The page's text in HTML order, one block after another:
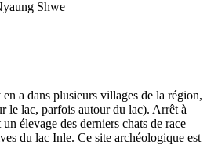
Shwe
a dans plusieurs villages de la région,
le lac, parfois autour du lac). Arrêt à
élevage des derniers chats de race
du lac Inle. Ce site archéologique est